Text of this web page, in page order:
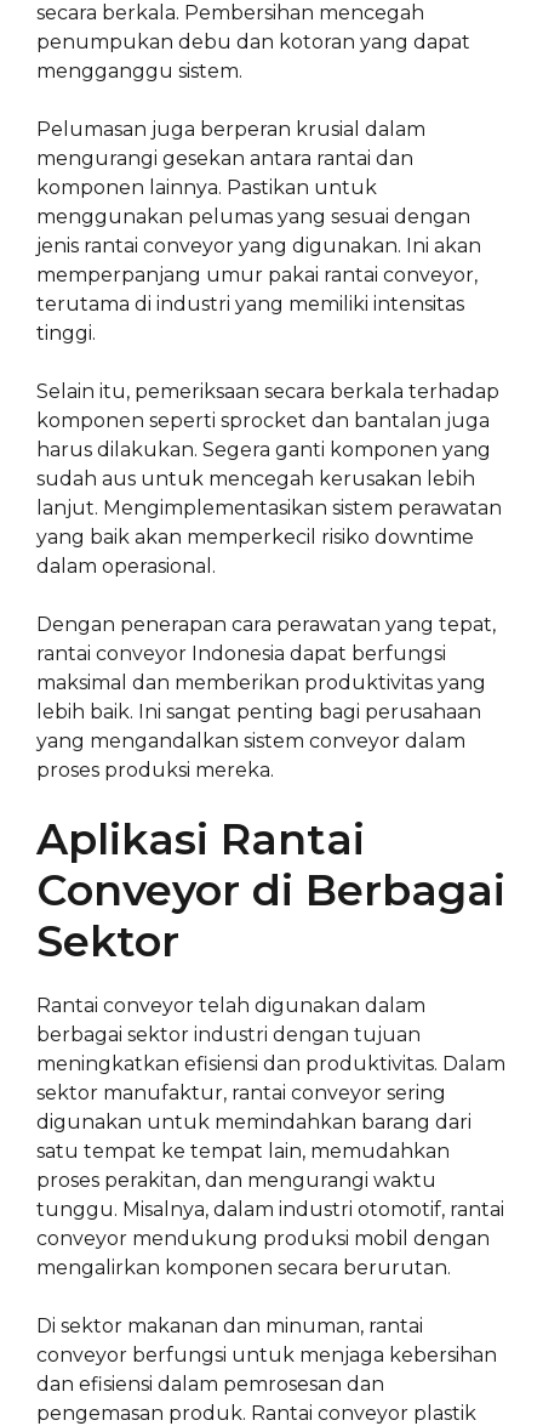
secara berkala. Pembersihan mencegah
penumpukan debu dan kotoran yang dapat
mengganggu sistem.
Pelumasan juga berperan krusial dalam
mengurangi gesekan antara rantai dan
komponen lainnya. Pastikan untuk
menggunakan pelumas yang sesuai dengan
jenis rantai conveyor yang digunakan. Ini akan
memperpanjang umur pakai rantai conveyor,
terutama di industri yang memiliki intensitas
tinggi.
Selain itu, pemeriksaan secara berkala terhadap
komponen seperti sprocket dan bantalan juga
harus dilakukan. Segera ganti komponen yang
sudah aus untuk mencegah kerusakan lebih
lanjut. Mengimplementasikan sistem perawatan
yang baik akan memperkecil risiko downtime
dalam operasional.
Dengan penerapan cara perawatan yang tepat,
rantai conveyor Indonesia dapat berfungsi
maksimal dan memberikan produktivitas yang
lebih baik. Ini sangat penting bagi perusahaan
yang mengandalkan sistem conveyor dalam
proses produksi mereka.
Aplikasi Rantai
Conveyor di Berbagai
Sektor
Rantai conveyor telah digunakan dalam
berbagai sektor industri dengan tujuan
meningkatkan efisiensi dan produktivitas. Dalam
sektor manufaktur, rantai conveyor sering
digunakan untuk memindahkan barang dari
satu tempat ke tempat lain, memudahkan
proses perakitan, dan mengurangi waktu
tunggu. Misalnya, dalam industri otomotif, rantai
conveyor mendukung produksi mobil dengan
mengalirkan komponen secara berurutan.
Di sektor makanan dan minuman, rantai
conveyor berfungsi untuk menjaga kebersihan
dan efisiensi dalam pemrosesan dan
pengemasan produk. Rantai conveyor plastik